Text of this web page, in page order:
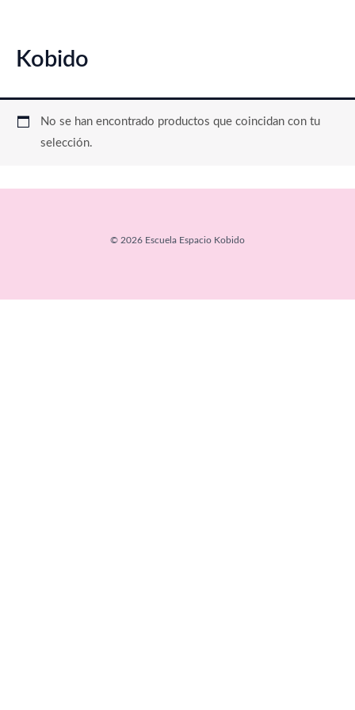
contenido
Kobido
No se han encontrado productos que coincidan con tu
selección.
© 2026 Escuela Espacio Kobido